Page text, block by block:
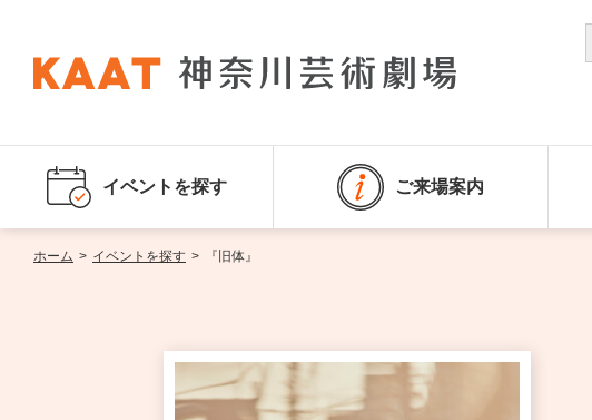
イベントを探す ご来場案内
ホーム > イベントを探す > 『旧体』